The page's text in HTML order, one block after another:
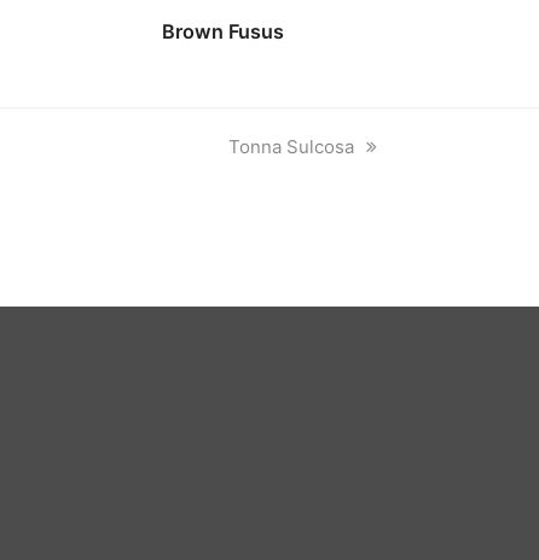
Brown Fusus
next
Tonna Sulcosa